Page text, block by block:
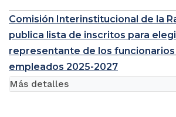
Comisión Interinstitucional de la
publica lista de inscritos para
representante de los funcionarios
empleados 2025-2027
Más detalles